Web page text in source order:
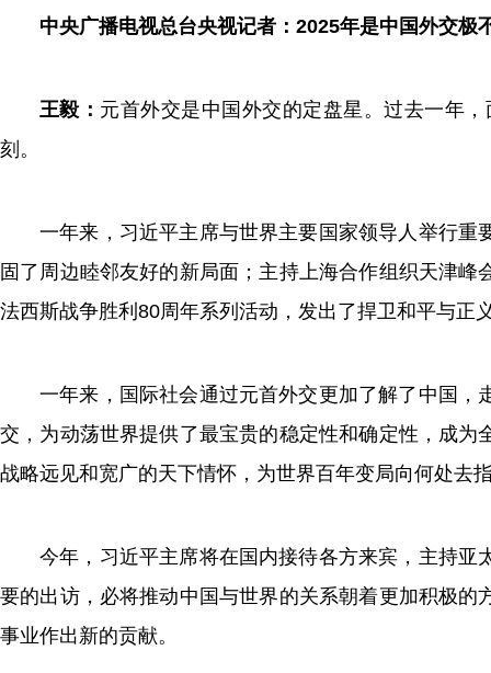
中央广播电视总台央视记者：2025年是中国外交
王毅： 元首外交是中国外交的定盘星。过去一年
刻。
一年来，习近平主席与世界主要国家领导人举行
固了周边睦邻友好的新局面；主持上海合作组织天津
法西斯战争胜利80周年系列活动，发出了捍卫和平与正
一年来，国际社会通过元首外交更加了解了中国
交，为动荡世界提供了最宝贵的稳定性和确定性，成
战略远见和宽广的天下情怀，为世界百年变局向何处去
今年，习近平主席将在国内接待各方来宾，主持
要的出访，必将推动中国与世界的关系朝着更加积极
事业作出新的贡献。